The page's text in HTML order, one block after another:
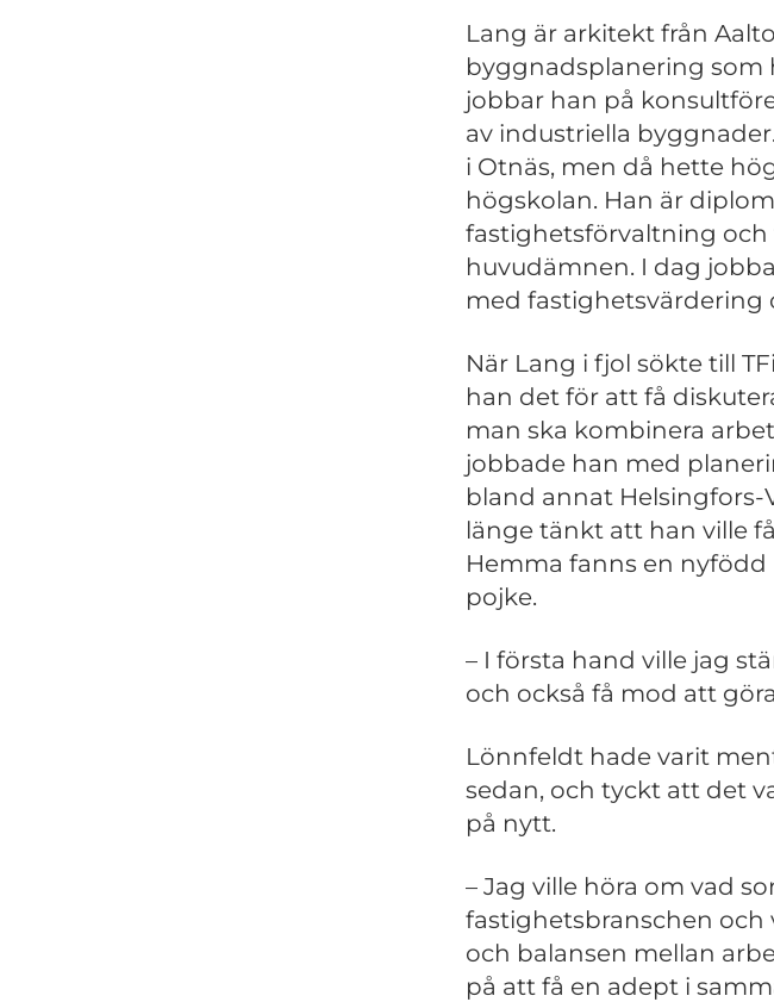
Lang är arkitekt från
byggnadsplanering som
jobbar han på
av industriella
i Otnäs, men då hette
högskolan. Han är
fastighetsförvaltning
huvudämnen. I dag
med fastighetsvärdering
När Lang i fjol sökte till
han det för att få
man ska kombinera
jobbade han med
bland annat
länge tänkt att han ville
Hemma fanns en
pojke.
– I första hand ville jag
och också få mod att
Lönnfeldt hade varit
sedan, och tyckt att det
på nytt.
– Jag ville höra om vad
fastighetsbranschen och
och balansen mellan
på att få en adept i